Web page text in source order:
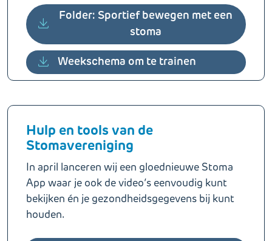
Folder: Sportief bewegen met een
stoma
Weekschema om te trainen
Hulp en tools van de
Stomavereniging
In april lanceren wij een gloednieuwe Stoma
App waar je ook de video’s eenvoudig kunt
bekijken én je gezondheidsgegevens bij kunt
houden.